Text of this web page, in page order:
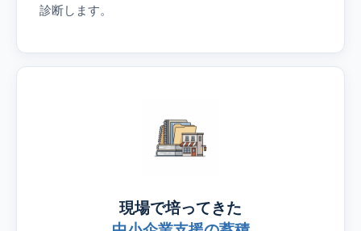
診断します。
現場で培ってきた